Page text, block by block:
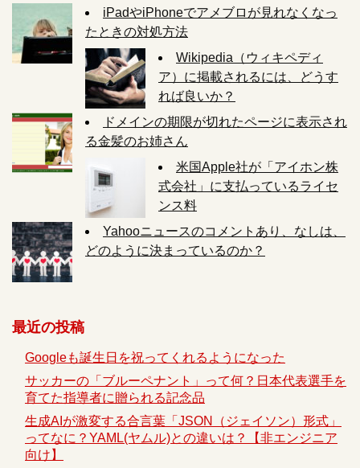
iPadやiPhoneでアメブロが見れなくなっ
たときの対処方法
Wikipedia（ウィキペディ
ア）に掲載されるには、どうす
れば良いか？
ドメインの期限が切れたページに表示され
る金髪のお姉さん
米国Apple社が「アイホン株
式会社」に支払っているライセ
ンス料
Yahooニュースのコメントあり、なしは、
どのように決まっているのか？
最近の投稿
Googleも誕生日を祝ってくれるようになった
サッカーの「ブルーペナント」って何？日本代表選手を
育てた指導者に贈られる記念品
生成AIが激変する合言葉「JSON（ジェイソン）形式」
ってなに？YAML(ヤムル)との違いは？【非エンジニア
向け】